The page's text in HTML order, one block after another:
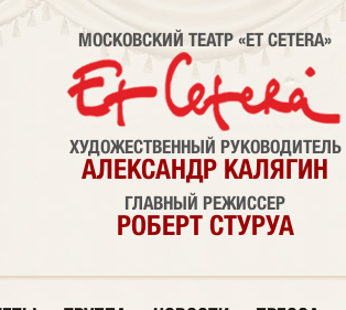
МОСКОВСКИЙ ТЕАТР «ET CETERA»
ХУДОЖЕСТВЕННЫЙ РУКОВОДИТЕЛЬ
АЛЕКСАНДР КАЛЯГИН
ГЛАВНЫЙ РЕЖИССЕР
РОБЕРТ СТУРУА